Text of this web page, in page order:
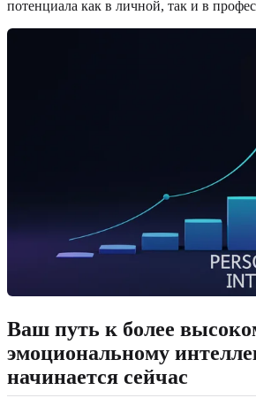
потенциала как в личной, так и в
Ваш путь к более
эмоциональному
начинается сейчас